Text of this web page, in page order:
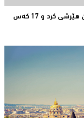
ئۆكرانیا: ڕووسیا به‌ سه‌دان مووشه‌ك و درۆن هێرشی كرد و 17 كه‌س